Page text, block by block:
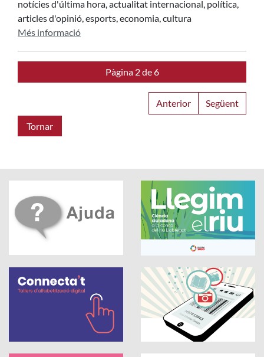
notícies d'última hora, actualitat internacional, política,
articles d'opinió, esports, economia, cultura
Més informació
Pàgina 2 de 6
Anterior Següent
Tornar